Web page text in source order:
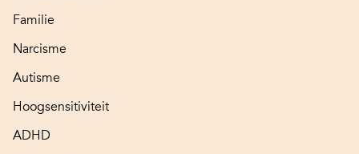
Familie
Narcisme
Autisme
Hoogsensitiviteit
ADHD